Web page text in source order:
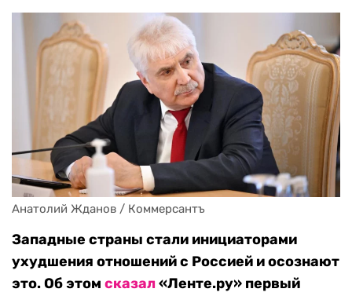
Анатолий Жданов / Коммерсантъ
Западные страны стали инициаторами
ухудшения отношений с Россией и осознают
это. Об этом сказал«Ленте.ру» первый